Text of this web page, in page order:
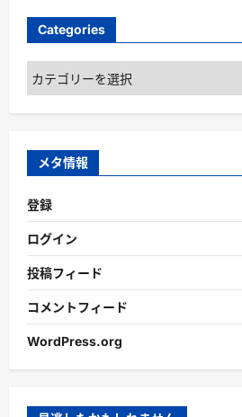
Categories
Categories
メタ情報
登録
ログイン
投稿フィード
コメントフィード
WordPress.org